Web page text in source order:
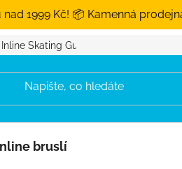
1999 Kč! 📦 Kamenná
Skating Guide
bruslí